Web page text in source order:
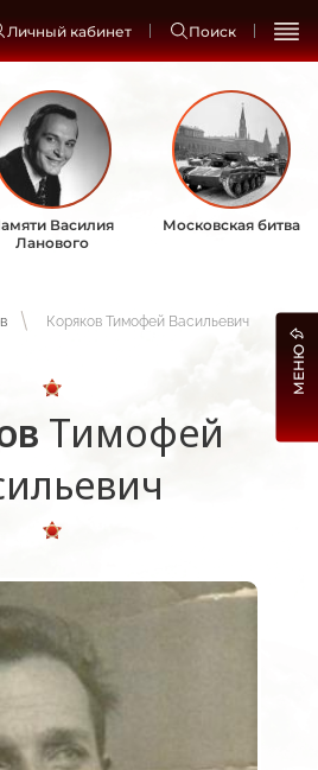
Личный кабинет Поиск
Василия
Ланового
Московская битва
Коряков Тимофей Васильевич
Тимофей
МЕНЮ